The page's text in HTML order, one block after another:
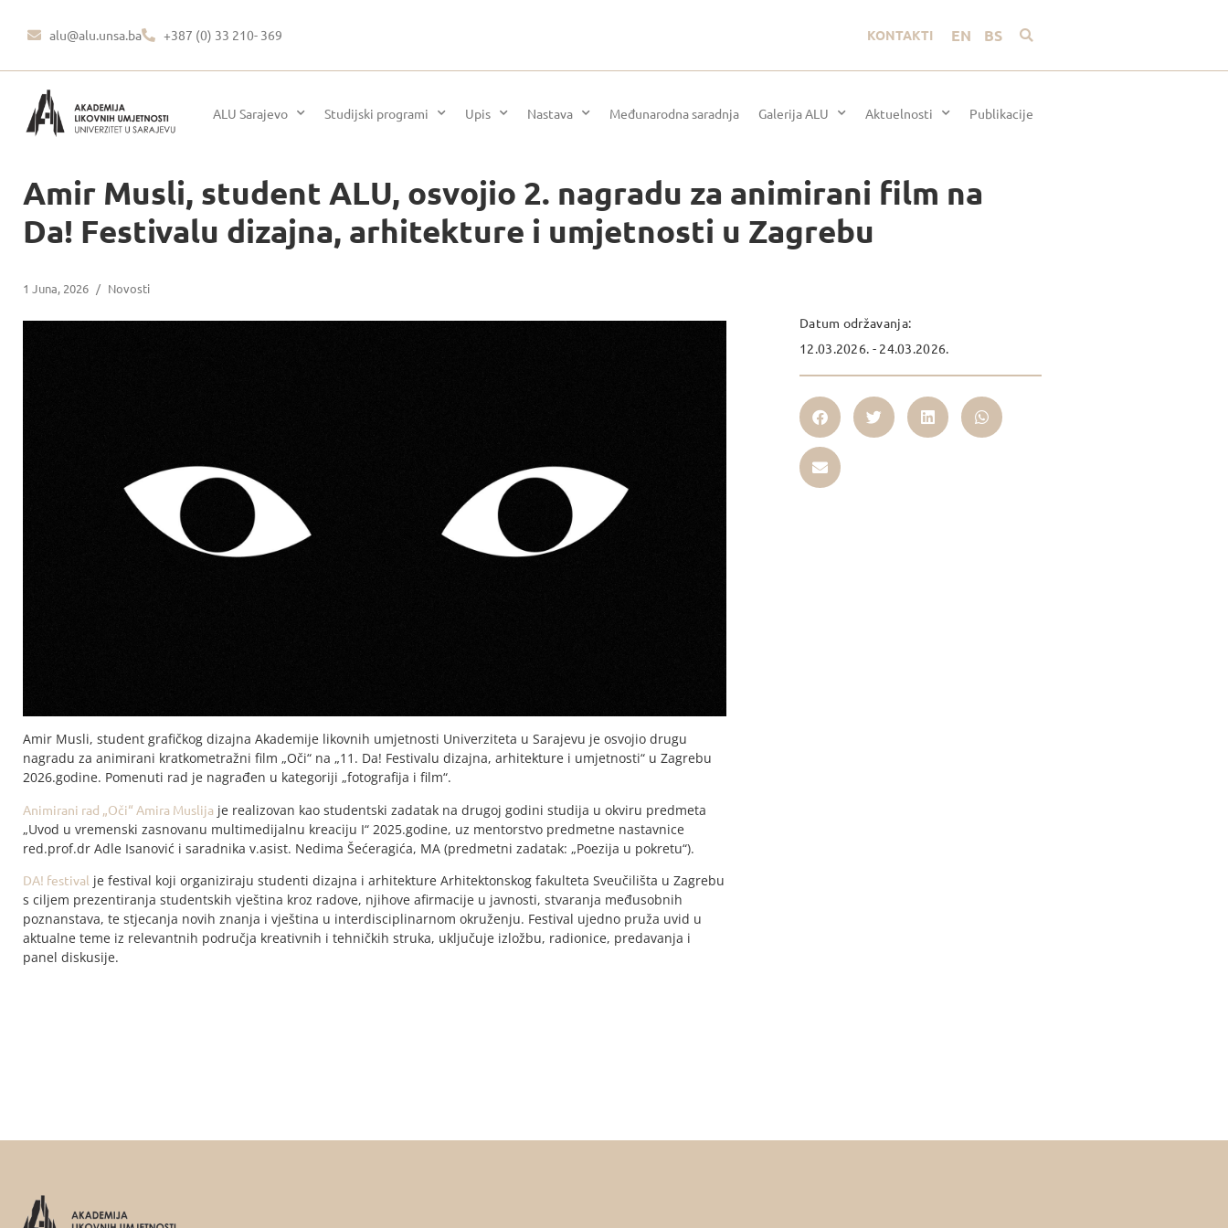
alu@alu.unsa.ba +387 (0) 33 210- 369 KONTAKTI EN BS
ALU Sarajevo Studijski programi Upis Nastava Međunarodna saradnja Galerija ALU Aktuelnosti Publikacije
Amir Musli, student ALU, osvojio 2. nagradu za animirani film na
Da! Festivalu dizajna, arhitekture i umjetnosti u Zagrebu
1 Juna, 2026 / Novosti
Amir Musli, student grafičkog dizajna Akademije likovnih umjetnosti Univerziteta u Sarajevu je osvojio drugu
nagradu za animirani kratkometražni film „Oči“ na „11. Da! Festivalu dizajna, arhitekture i umjetnosti“ u Zagrebu
2026.godine. Pomenuti rad je nagrađen u kategoriji „fotografija i film“.
Animirani rad „Oči“ Amira Muslija je realizovan kao studentski zadatak na drugoj godini studija u okviru predmeta
„Uvod u vremenski zasnovanu multimedijalnu kreaciju I“ 2025.godine, uz mentorstvo predmetne nastavnice
red.prof.dr Adle Isanović i saradnika v.asist. Nedima Šećeragića, MA (predmetni zadatak: „Poezija u pokretu“).
DA! festival je festival koji organiziraju studenti dizajna i arhitekture Arhitektonskog fakulteta Sveučilišta u Zagrebu
s ciljem prezentiranja studentskih vještina kroz radove, njihove afirmacije u javnosti, stvaranja međusobnih
poznanstava, te stjecanja novih znanja i vještina u interdisciplinarnom okruženju. Festival ujedno pruža uvid u
aktualne teme iz relevantnih područja kreativnih i tehničkih struka, uključuje izložbu, radionice, predavanja i
panel diskusije.
Datum održavanja:
12.03.2026. - 24.03.2026.